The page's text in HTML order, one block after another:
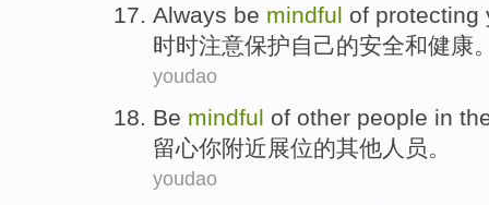
Always be mindful of protecting
时时注意保护自己的安全和健康
youdao
Be mindful of other people in
留心你附近 展位的其他 人员 。
youdao